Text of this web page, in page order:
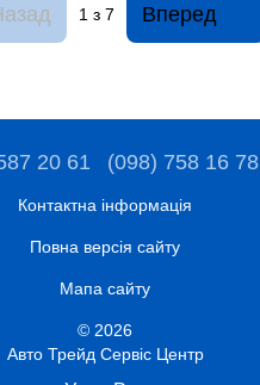
1 з 7 Вперед
20 61 (098) 758 16 78
Контактна інформація
Повна версія сайту
Мапа сайту
© 2026
Авто Трейд Сервіс Центр